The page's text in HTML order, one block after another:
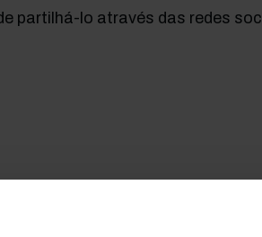
partilhá-lo através das redes